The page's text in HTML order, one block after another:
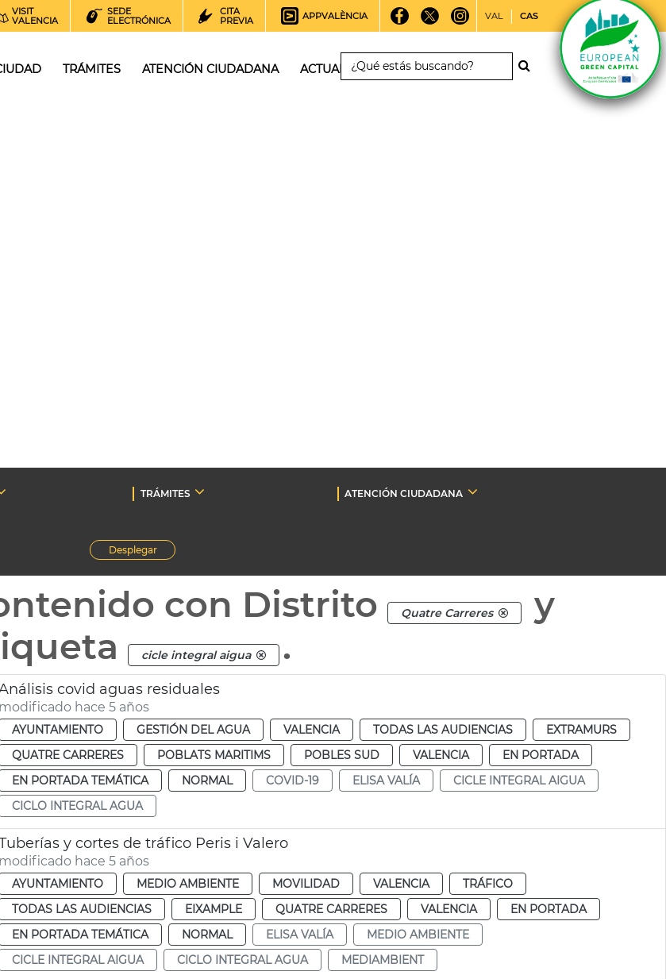
VISIT
VALENCIA
SEDE
ELECTRÓNICA
CITA
PREVIA
APPVALÈNCIA VAL CAS
TRÁMITES ATENCIÓN CIUDADANA ACTUALIDAD
TRÁMITES
ATENCIÓN CIUDADANA
Desplegar
con Distrito Quatre Carreres
y
cicle integral aigua .
covid aguas residuales
modificado hace 5 años
AYUNTAMIENTO GESTIÓN DEL AGUA VALENCIA TODAS LAS AUDIENCIAS
EXTRAMURS
QUATRE CARRERES
POBLATS MARITIMS POBLES SUD VALENCIA
EN PORTADA
EN PORTADA TEMÁTICA
NORMAL COVID-19 ELISA VALÍA
CICLE INTEGRAL AIGUA
CICLO INTEGRAL AGUA
y cortes de tráfico Peris i Valero
modificado hace 5 años
AYUNTAMIENTO MEDIO AMBIENTE MOVILIDAD VALENCIA
TRÁFICO
TODAS LAS AUDIENCIAS
EIXAMPLE QUATRE CARRERES VALENCIA
EN PORTADA
EN PORTADA TEMÁTICA
NORMAL ELISA VALÍA
MEDIO AMBIENTE
CICLE INTEGRAL AIGUA
CICLO INTEGRAL AGUA MEDIAMBIENT